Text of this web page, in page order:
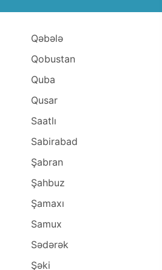
Qəbələ
Qobustan
Quba
Qusar
Saatlı
Sabirabad
Şabran
Şahbuz
Şamaxı
Samux
Sədərək
Şəki